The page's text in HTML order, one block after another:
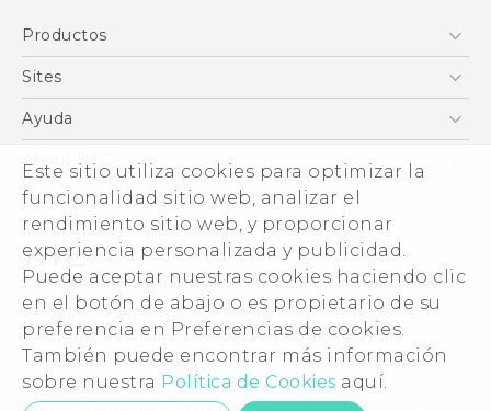
Este sitio utiliza cookies para optimizar la
funcionalidad sitio web, analizar el
rendimiento sitio web, y proporcionar
experiencia personalizada y publicidad.
Puede aceptar nuestras cookies haciendo clic
en el botón de abajo o es propietario de su
preferencia en Preferencias de cookies.
También puede encontrar más información
sobre nuestra Política de Cookies aquí.
seguridad
English - Safety and regulatory guide
Productos
Smartphones
VIVE
Accesorios
Sites
HTC Vive
Inicio
Ayuda
eCommerce Support
About HTC
ESG
Información corporativa
Inversores (inglés)
Cookie Preferences
Trabaja con nosotros
Security and Privacy Whitepaper
© 2011-2026 HTC Corporation
Términos legales